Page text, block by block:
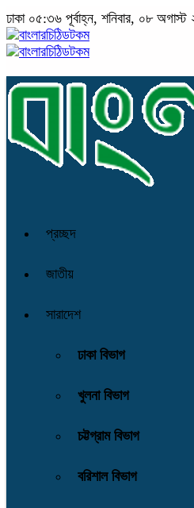
ঢাকা ০৫:৩৬ পূর্বাহ্ন, শনিবার, ০৮ অগাস্ট
প্রচ্ছদ
জাতীয়
সারাদেশ
ঢাকা বিভাগ
খুলনা বিভাগ
চট্টগ্রাম বিভাগ
বরিশাল বিভাগ